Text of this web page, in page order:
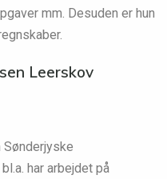
mm. Desuden er hun
Leerskov
har arbejdet på